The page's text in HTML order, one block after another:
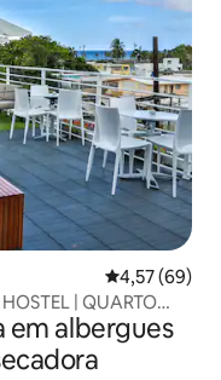
4,57 de uma
4,57 (69)
| QUARTO
albergues